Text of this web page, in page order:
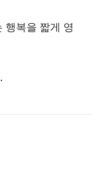
행복을 짧게 영